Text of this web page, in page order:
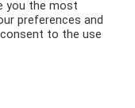
you the most
preferences and
consent to the use